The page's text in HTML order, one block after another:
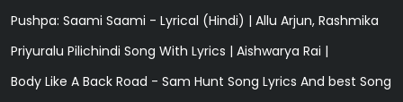
Pushpa: Saami Saami - Lyrical (Hindi) | Allu Arjun, Rashmika
Priyuralu Pilichindi Song With Lyrics | Aishwarya Rai |
Body Like A Back Road - Sam Hunt Song Lyrics And best Song